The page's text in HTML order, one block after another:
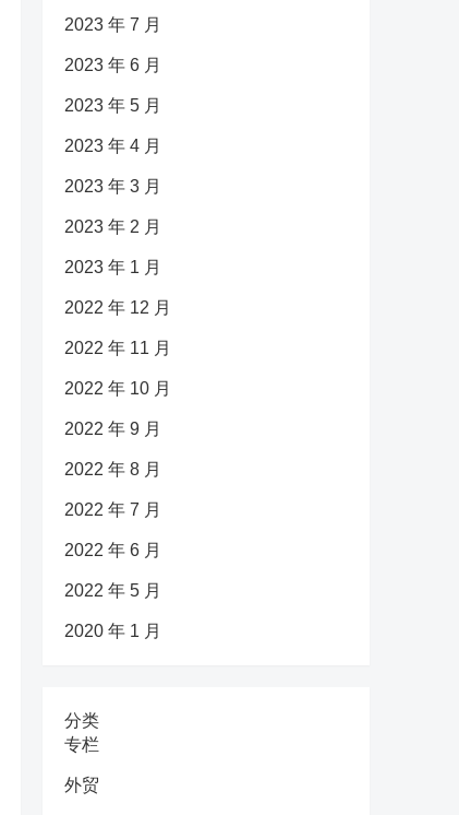
2023 年 7 月
2023 年 6 月
2023 年 5 月
2023 年 4 月
2023 年 3 月
2023 年 2 月
2023 年 1 月
2022 年 12 月
2022 年 11 月
2022 年 10 月
2022 年 9 月
2022 年 8 月
2022 年 7 月
2022 年 6 月
2022 年 5 月
2020 年 1 月
分类
专栏
外贸